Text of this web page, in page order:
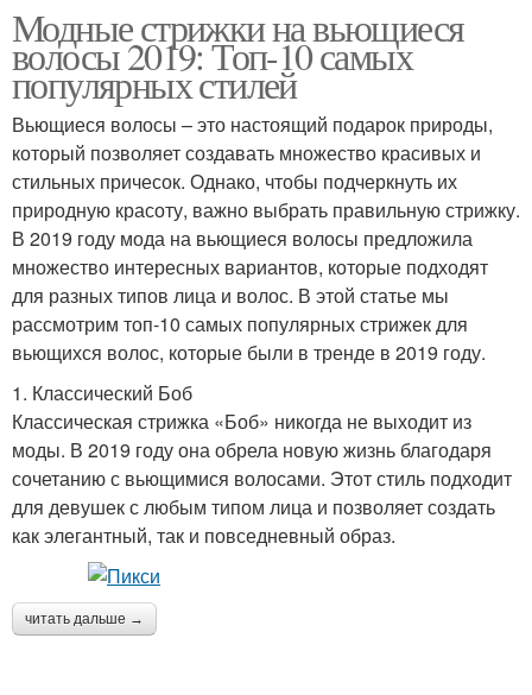
Модные стрижки на вьющиеся
волосы 2019: Топ-10 самых
популярных стилей
Вьющиеся волосы – это настоящий подарок природы,
который позволяет создавать множество красивых и
стильных причесок. Однако, чтобы подчеркнуть их
природную красоту, важно выбрать правильную стрижку.
В 2019 году мода на вьющиеся волосы предложила
множество интересных вариантов, которые подходят
для разных типов лица и волос. В этой статье мы
рассмотрим топ-10 самых популярных стрижек для
вьющихся волос, которые были в тренде в 2019 году.
1. Классический Боб
Классическая стрижка «Боб» никогда не выходит из
моды. В 2019 году она обрела новую жизнь благодаря
сочетанию с вьющимися волосами. Этот стиль подходит
для девушек с любым типом лица и позволяет создать
как элегантный, так и повседневный образ.
читать дальше →